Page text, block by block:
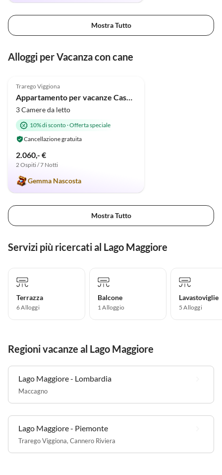
Mostra Tutto
Alloggi per Vacanza con cane
Trarego Viggiona
Appartamento per vacanze Casa Tramonto d'Oro - Alba
3 Camere da letto
10% di sconto·Offerta speciale
Cancellazione gratuita
2.060,- €
2 Ospiti / 7 Notti
Gemma Nascosta
Mostra Tutto
Servizi più ricercati al Lago Maggiore
Terrazza
6 Alloggi
Balcone
1 Alloggio
Lavastoviglie
5 Alloggi
Regioni vacanze al Lago Maggiore
Lago Maggiore - Lombardia
Maccagno
Lago Maggiore - Piemonte
Trarego Viggiona, Cannero Riviera